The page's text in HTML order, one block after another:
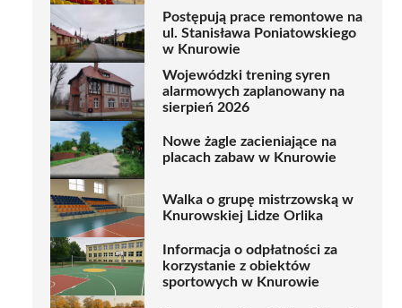
Postępują prace remontowe na
ul. Stanisława Poniatowskiego
w Knurowie
Wojewódzki trening syren
alarmowych zaplanowany na
sierpień 2026
Nowe żagle zacieniające na
placach zabaw w Knurowie
Walka o grupę mistrzowską w
Knurowskiej Lidze Orlika
Informacja o odpłatności za
korzystanie z obiektów
sportowych w Knurowie